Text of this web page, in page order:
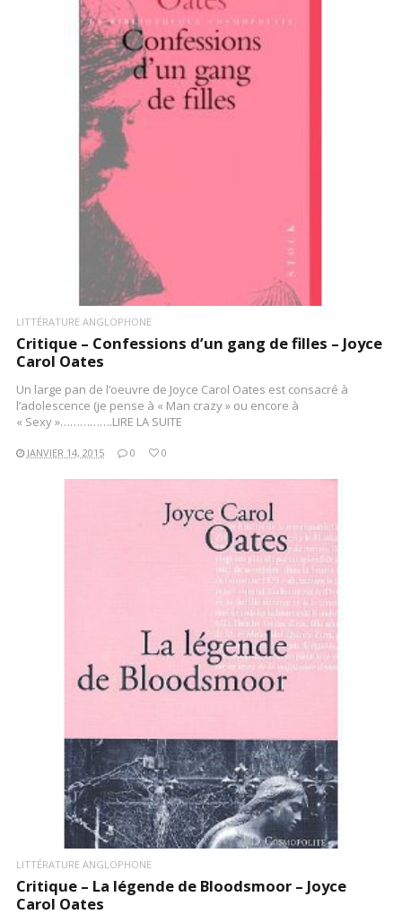
LITTÉRATURE ANGLOPHONE
Critique – Confessions d’un gang de filles – Joyce
Carol Oates
Un large pan de l’oeuvre de Joyce Carol Oates est consacré à
l’adolescence (je pense à « Man crazy » ou encore à
« Sexy »…………….LIRE LA SUITE
JANVIER 14, 2015 0 0
LIRE LA SUITE
LITTÉRATURE ANGLOPHONE
Critique – La légende de Bloodsmoor – Joyce
Carol Oates